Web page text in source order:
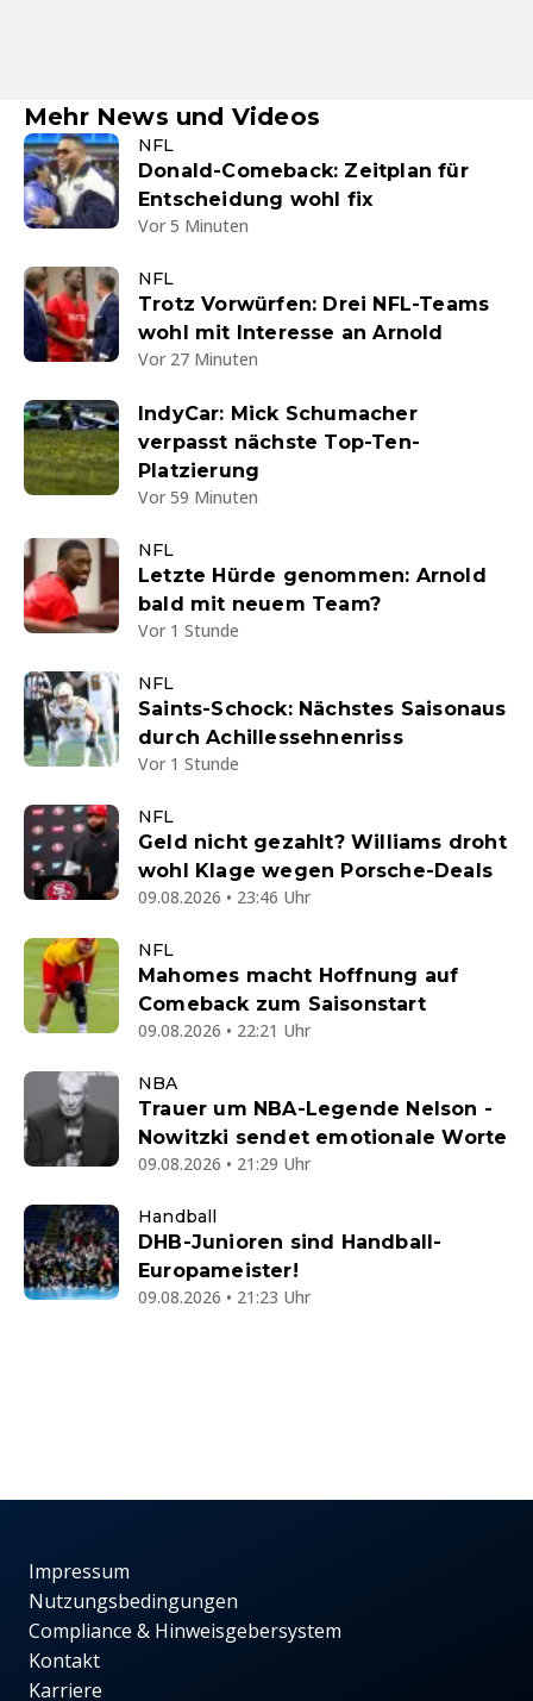
Mehr News und Videos
NFL
Donald-Comeback: Zeitplan für
Entscheidung wohl fix
Vor 5 Minuten
NFL
Trotz Vorwürfen: Drei NFL-Teams
wohl mit Interesse an Arnold
Vor 27 Minuten
IndyCar: Mick Schumacher
verpasst nächste Top-Ten-
Platzierung
Vor 59 Minuten
NFL
Letzte Hürde genommen: Arnold
bald mit neuem Team?
Vor 1 Stunde
NFL
Saints-Schock: Nächstes Saisonaus
durch Achillessehnenriss
Vor 1 Stunde
NFL
Geld nicht gezahlt? Williams droht
wohl Klage wegen Porsche-Deals
09.08.2026 • 23:46 Uhr
NFL
Mahomes macht Hoffnung auf
Comeback zum Saisonstart
09.08.2026 • 22:21 Uhr
NBA
Trauer um NBA-Legende Nelson -
Nowitzki sendet emotionale Worte
09.08.2026 • 21:29 Uhr
Handball
DHB-Junioren sind Handball-
Europameister!
09.08.2026 • 21:23 Uhr
Impressum
Nutzungsbedingungen
Compliance & Hinweisgebersystem
Kontakt
Karriere